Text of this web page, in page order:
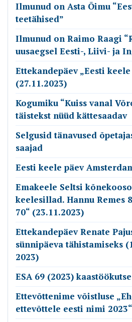
Ilmunud on Asta Õimu
teetähised”
Ilmunud on Raimo Raagi
uusaegsel Eesti-, Liivi- ja
Ettekandepäev „Eesti
(27.11.2023)
Kogumiku “Kuiss vanal
täistekst nüüd kättesaadav
Selgusid tänavused
saajad
Eesti keele päev
Emakeele Seltsi
keelesillad. Hannu Remes
70“ (23.11.2023)
Ettekandepäev Renate
sünnipäeva tähistamiseks
2023)
ESA 69 (2023) kaastöökutse
Ettevõttenime võistluse
ettevõttele eesti nimi